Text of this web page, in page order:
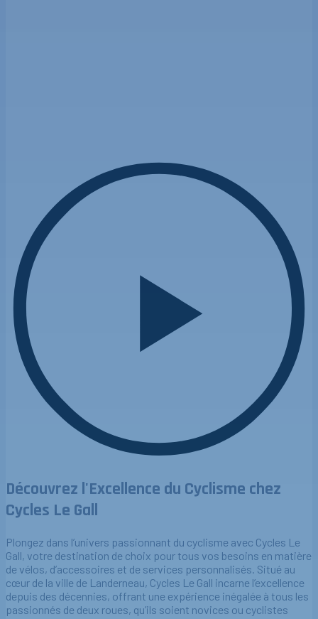
Découvrez l'Excellence du Cyclisme chez
Cycles Le Gall
Plongez dans l’univers passionnant du cyclisme avec Cycles Le
Gall, votre destination de choix pour tous vos besoins en matière
de vélos, d’accessoires et de services personnalisés. Situé au
cœur de la ville de Landerneau, Cycles Le Gall incarne l’excellence
depuis des décennies, offrant une expérience inégalée à tous les
passionnés de deux roues, qu’ils soient novices ou cyclistes